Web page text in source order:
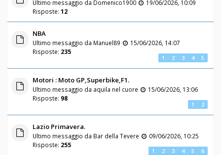
Ultimo messaggio da Domenico1900
19/06/2026, 10:09
Risposte: 12
NBA
Ultimo messaggio da Manuel89
15/06/2026, 14:07
Risposte: 235
1 2 3 4 5
Motori : Moto GP,Superbike,F1.
Ultimo messaggio da aquila nel cuore
15/06/2026, 13:06
Risposte: 98
1 2
Lazio Primavera.
Ultimo messaggio da Bar della Tevere
09/06/2026, 10:25
Risposte: 255
1 2 3 4 5 6